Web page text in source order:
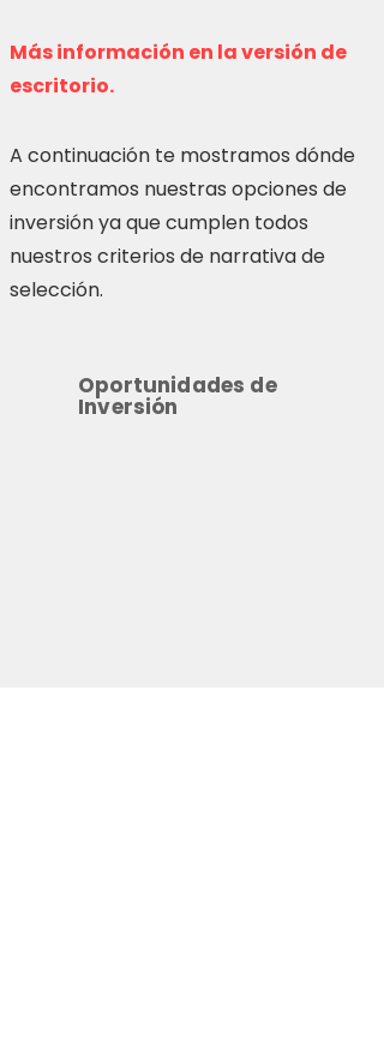
Más información en la versión de
escritorio.
A continuación te mostramos dónde
encontramos nuestras opciones de
inversión ya que cumplen todos
nuestros criterios de narrativa de
selección.
Oportunidades de
Inversión